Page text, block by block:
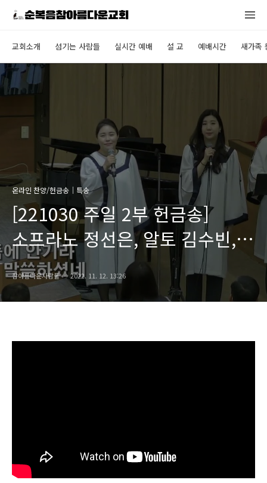
교회소개 섬기는 사람들 실시간 예배 설 교 예배시간 새가족
온라인 찬양/헌금송｜특송
[221030 주일 2부 헌금송]
소프라노 정선은, 알토 김수빈,
테너 박수민 (반주. 류호연)｜"참
좋으신 주님"
참아름다운사람들 2022. 11. 12. 13:26